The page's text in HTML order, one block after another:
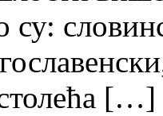
су:
[…]